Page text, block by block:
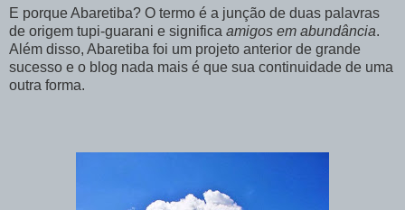
E porque Abaretiba? O termo é a junção de duas palavras
de origem tupi-guarani e significa amigos em abundância.
Além disso, Abaretiba foi um projeto anterior de grande
sucesso e o blog nada mais é que sua continuidade de uma
outra forma.